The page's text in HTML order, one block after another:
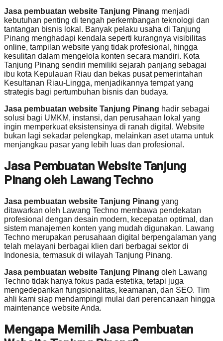
Jasa pembuatan website Tanjung Pinang menjadi
kebutuhan penting di tengah perkembangan teknologi dan
tantangan bisnis lokal. Banyak pelaku usaha di Tanjung
Pinang menghadapi kendala seperti kurangnya visibilitas
online, tampilan website yang tidak profesional, hingga
kesulitan dalam mengelola konten secara mandiri. Kota
Tanjung Pinang sendiri memiliki sejarah panjang sebagai
ibu kota Kepulauan Riau dan bekas pusat pemerintahan
Kesultanan Riau-Lingga, menjadikannya tempat yang
strategis bagi pertumbuhan bisnis dan budaya.
Jasa pembuatan website Tanjung Pinang hadir sebagai
solusi bagi UMKM, instansi, dan perusahaan lokal yang
ingin memperkuat eksistensinya di ranah digital. Website
bukan lagi sekadar pelengkap, melainkan aset utama untuk
menjangkau pasar yang lebih luas dan profesional.
Jasa Pembuatan Website Tanjung
Pinang oleh Lawang Techno
Jasa pembuatan website Tanjung Pinang yang
ditawarkan oleh Lawang Techno membawa pendekatan
profesional dengan desain modern, kecepatan optimal, dan
sistem manajemen konten yang mudah digunakan. Lawang
Techno merupakan perusahaan digital berpengalaman yang
telah melayani berbagai klien dari berbagai sektor di
Indonesia, termasuk di wilayah Tanjung Pinang.
Jasa pembuatan website Tanjung Pinang oleh Lawang
Techno tidak hanya fokus pada estetika, tetapi juga
mengedepankan fungsionalitas, keamanan, dan SEO. Tim
ahli kami siap mendampingi mulai dari perencanaan hingga
maintenance website Anda.
Mengapa Memilih Jasa Pembuatan